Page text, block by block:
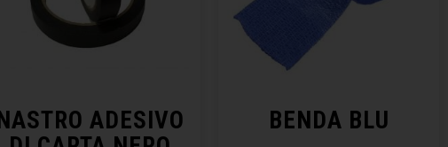
NASTRO ADESIVO
BENDA BLU